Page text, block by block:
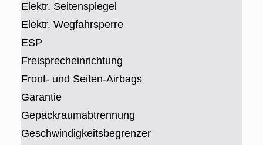
Elektr. Seitenspiegel
Elektr. Wegfahrsperre
ESP
Freisprecheinrichtung
Front- und Seiten-Airbags
Garantie
Gepäckraumabtrennung
Geschwindigkeitsbegrenzer